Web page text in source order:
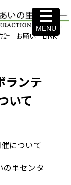
針 お願い LINK
ランテ
いて
について
の里センタ
MENU
MENU